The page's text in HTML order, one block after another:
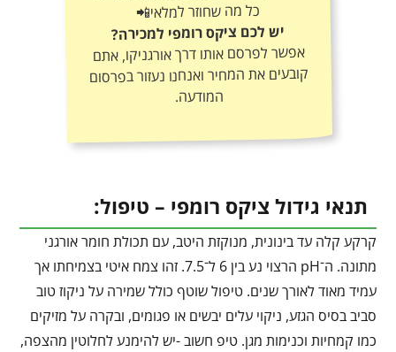
כל מה שחוזר למלאי📲
יש לכם ציקס רומפי למכירה?
אפשר לפרסם אותו דרך אורגניקו, אתם
קובעים את המחיר ואנחנו נעזור בפרסום
המודעה.
תנאי גידול ציקס רומפי – טיפול:
קרקע קלה עד בינונית, מנוקזת היטב, עם תכולת חומר אורגני
מתונה. ה־pH הרצוי נע בין 6 ל־7.5. זהו צמח איטי בצמיחתו אך
עמיד מאוד לאורך שנים. טיפול שוטף כולל שמירה על ניקוז טוב
סביב בסיס הגזע, ניקוי עלים יבשים או פגומים, ובקרה על מזיקים
כמו קמחיות וכנימות מגן. טיפ חשוב -יש להימנע לחלוטין מהצפה,